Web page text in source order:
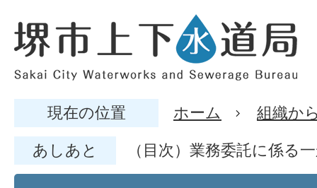
現在の位置 ホーム 組織か
あしあと （目次）業務委託に係る